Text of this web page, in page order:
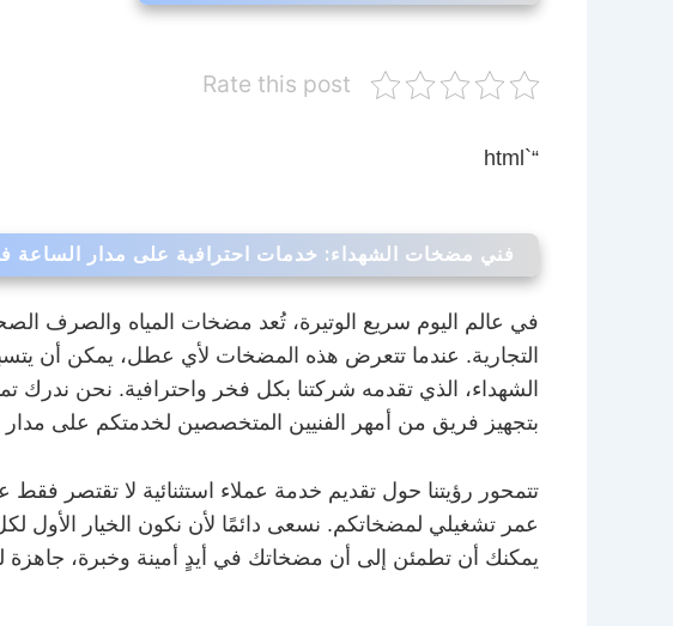
Rate this post
“`html
فني مضخات الشهداء: خدمات احترافية على مدار الساعة
في عالم اليوم سريع الوتيرة، تُعد مضخات المياه والصرف
التجارية. عندما تتعرض هذه المضخات لأي عطل، يمكن أن
الشهداء، الذي تقدمه شركتنا بكل فخر واحترافية. نحن ندرك
بتجهيز فريق من أمهر الفنيين المتخصصين لخدمتكم على مدار 24 ساعة طوال أيام الأسبوع في منطقة الشهداء وجميع أنحاء الكويت.
تتمحور رؤيتنا حول تقديم خدمة عملاء استثنائية لا تقتصر
عمر تشغيلي لمضخاتكم. نسعى دائمًا لأن نكون الخيار الأول
يمكنك أن تطمئن إلى أن مضخاتك في أيدٍ أمينة وخبرة، جاهزة